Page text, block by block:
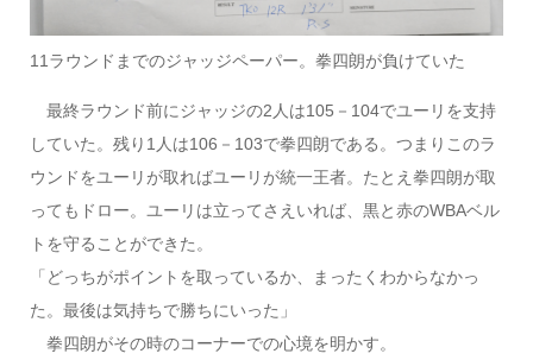
11ラウンドまでのジャッジペーパー。拳四朗が負けていた
最終ラウンド前にジャッジの2人は105－104でユーリを支持
していた。残り1人は106－103で拳四朗である。つまりこのラ
ウンドをユーリが取ればユーリが統一王者。たとえ拳四朗が取
ってもドロー。ユーリは立ってさえいれば、黒と赤のWBAベル
トを守ることができた。
「どっちがポイントを取っているか、まったくわからなかっ
た。最後は気持ちで勝ちにいった」
拳四朗がその時のコーナーでの心境を明かす。